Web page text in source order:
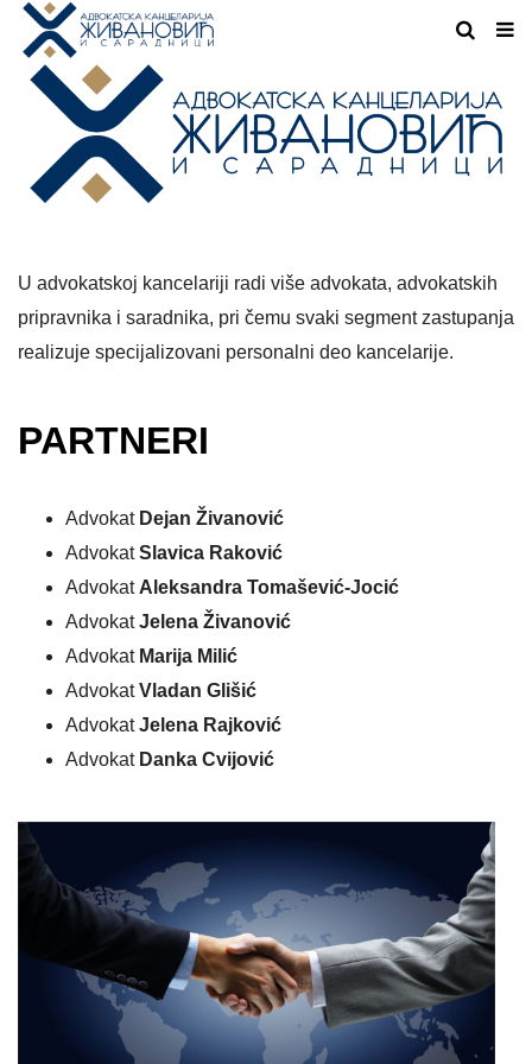
U advokatskoj kancelariji radi više advokata, advokatskih
pripravnika i saradnika, pri čemu svaki segment zastupanja
realizuje specijalizovani personalni deo kancelarije.
PARTNERI
Advokat Dejan Živanović
AdvokatSlavica Raković
Advokat Aleksandra Tomašević-Jocić
AdvokatJelena Živanović
Advokat Marija Milić
AdvokatVladan Glišić
AdvokatJelena Rajković
Advokat Danka Cvijović